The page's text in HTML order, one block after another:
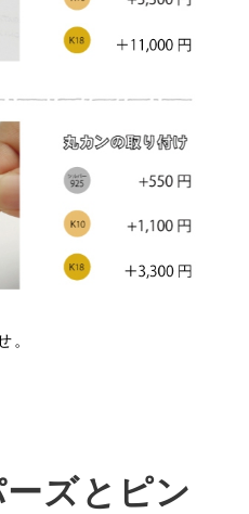
。
ズとピン